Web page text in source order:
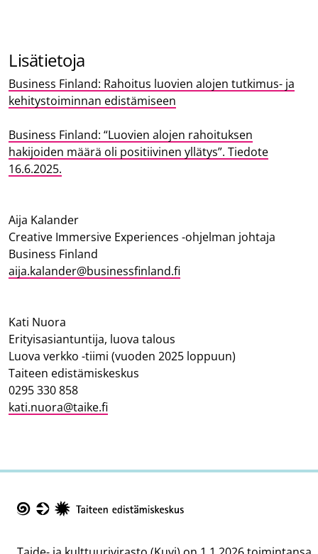
Lisätietoja
Business Finland: Rahoitus luovien alojen tutkimus- ja
kehitystoiminnan edistämiseen
Business Finland: “Luovien alojen rahoituksen
hakijoiden määrä oli positiivinen yllätys”. Tiedote
16.6.2025.
Aija Kalander
Creative Immersive Experiences -ohjelman johtaja
Business Finland
aija.kalander@businessfinland.fi
Kati Nuora
Erityisasiantuntija, luova talous
Luova verkko -tiimi (vuoden 2025 loppuun)
Taiteen edistämiskeskus
0295 330 858
kati.nuora@taike.fi